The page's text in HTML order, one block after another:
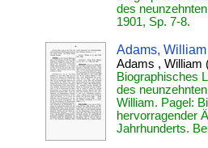
des
1901, Sp. 7-8.
Adams, William
Adams , William
Biographisches
des
William. Pagel:
hervorragender
Jahrhunderts.